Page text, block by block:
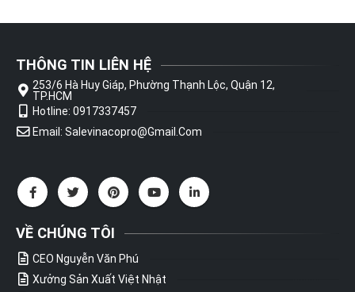
THÔNG TIN LIÊN HỆ
253/6 Hà Huy Giáp, Phường Thạnh Lộc, Quận 12,
TP.HCM
Hotline: 0917337457
Email: Salevinacopro@gmail.com
VỀ CHÚNG TÔI
CEO Nguyễn Văn Phú
Xưởng Sản Xuất Việt Nhật